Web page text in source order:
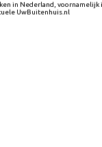
in Nederland, voornamelijk
UwBuitenhuis.nl